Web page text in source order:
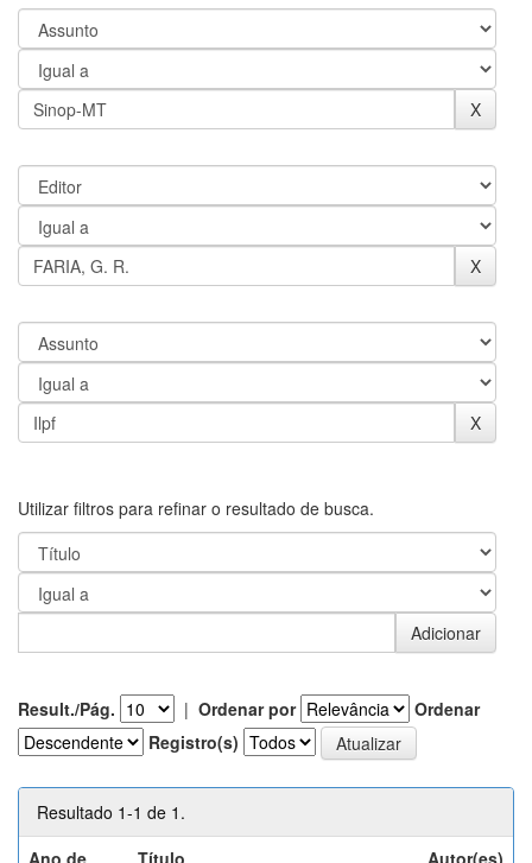
Utilizar filtros para refinar o resultado de busca.
Result./Pág. | Ordenar por
Ordenar
Registro(s)
Resultado 1-1 de 1.
Ano de
Título Autor(es)